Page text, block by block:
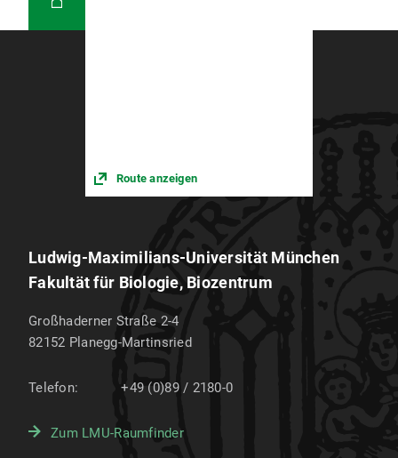
Route anzeigen
Ludwig-Maximilians-Universität München
Fakultät für Biologie, Biozentrum
Großhaderner Straße 2-4
82152 Planegg-Martinsried
Telefon: +49 (0)89 / 2180-0
Zum LMU-Raumfinder